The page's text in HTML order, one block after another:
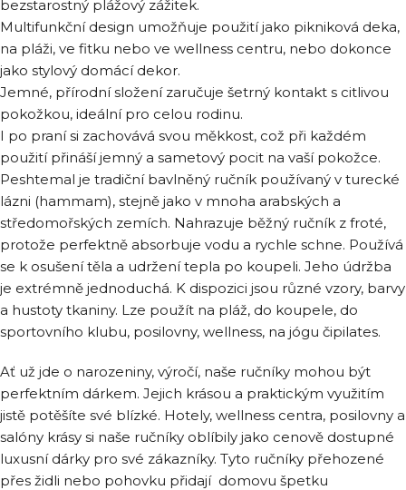
bezstarostný plážový zážitek.
Multifunkční design umožňuje použití jako pikniková deka,
na pláži, ve fitku nebo ve wellness centru, nebo dokonce
jako stylový domácí dekor.
Jemné, přírodní složení zaručuje šetrný kontakt s citlivou
pokožkou, ideální pro celou rodinu.
I po praní si zachovává svou měkkost, což při každém
použití přináší jemný a sametový pocit na vaší pokožce.
Peshtemal je tradiční bavlněný ručník používaný v turecké
lázni (hammam), stejně jako v mnoha arabských a
středomořských zemích. Nahrazuje běžný ručník z froté,
protože perfektně absorbuje vodu a rychle schne. Používá
se k osušení těla a udržení tepla po koupeli. Jeho údržba
je extrémně jednoduchá. K dispozici jsou různé vzory, barvy
a hustoty tkaniny. Lze použít na pláž, do koupele, do
sportovního klubu, posilovny, wellness, na jógu čipilates.
Ať už jde o narozeniny, výročí, naše ručníky mohou být
perfektním dárkem. Jejich krásou a praktickým využitím
jistě potěšíte své blízké. Hotely, wellness centra, posilovny a
salóny krásy si naše ručníky oblíbily jako cenově dostupné
luxusní dárky pro své zákazníky. Tyto ručníky přehozené
přes židli nebo pohovku přidají domovu špetku